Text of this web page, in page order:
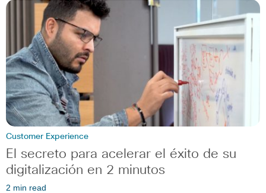
Customer Experience
El secreto para acelerar el éxito de su
digitalización en 2 minutos
2 min read